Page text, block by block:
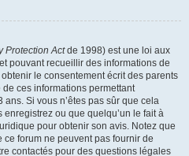
Protection Actde 1998) est une loi aux
pouvant recueillir des informations de
le consentement écrit des parents
ces informations permettant
Si vous n’êtes pas sûr que cela
ou que quelqu’un le fait à
pour obtenir son avis. Notez que
forum ne peuvent pas fournir de
contactés pour des questions légales